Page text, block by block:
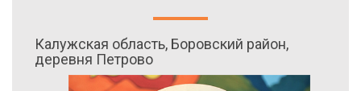
Калужская область, Боровский район,
деревня Петрово